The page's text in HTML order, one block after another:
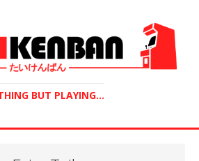
BUT PLAYING...